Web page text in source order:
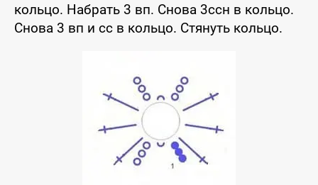
кольцо. Набрать 3 вп. Снова 3ссн в кольцо.
Снова 3 вп и сс в кольцо. Стянуть кольцо.